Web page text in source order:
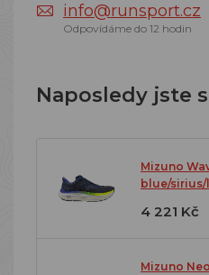
info@runsport.cz
Odpovídáme do 12 hodin
Naposledy jste
Mizuno
blue/
4 221 Kč
Mizuno